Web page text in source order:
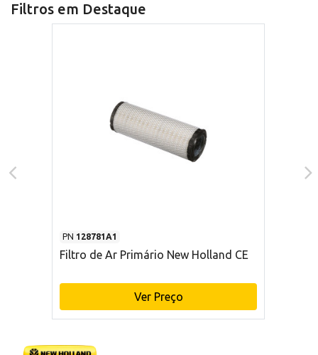
Filtros em Destaque
PN 128781A1
Filtro de Ar Primário New Holland CE
Ver Preço